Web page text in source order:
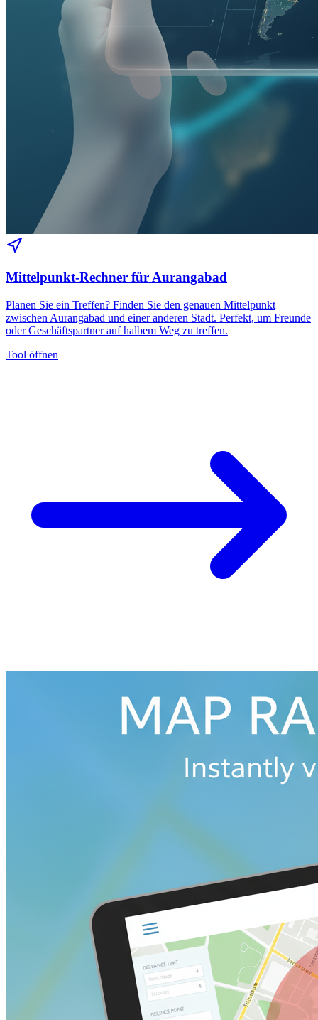
Mittelpunkt-Rechner für Aurangabad
Planen Sie ein Treffen? Finden Sie den genauen Mittelpunkt
zwischen Aurangabad und einer anderen Stadt. Perfekt, um Freunde
oder Geschäftspartner auf halbem Weg zu treffen.
Tool öffnen